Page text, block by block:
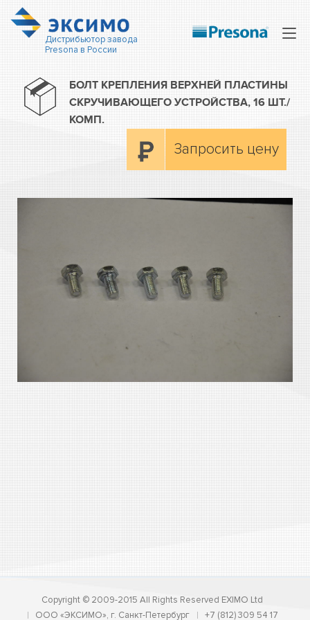
Дистрибьютор завода
Presona в России
БОЛТ КРЕПЛЕНИЯ ВЕРХНЕЙ ПЛАСТИНЫ
СКРУЧИВАЮЩЕГО УСТРОЙСТВА, 16 ШТ./
КОМП.
Запросить цену
Copyright © 2009-2015 All Rights Reserved EXIMO Ltd
ООО «ЭКСИМО», г. Санкт-Петербург
+7 (812) 309 54 17